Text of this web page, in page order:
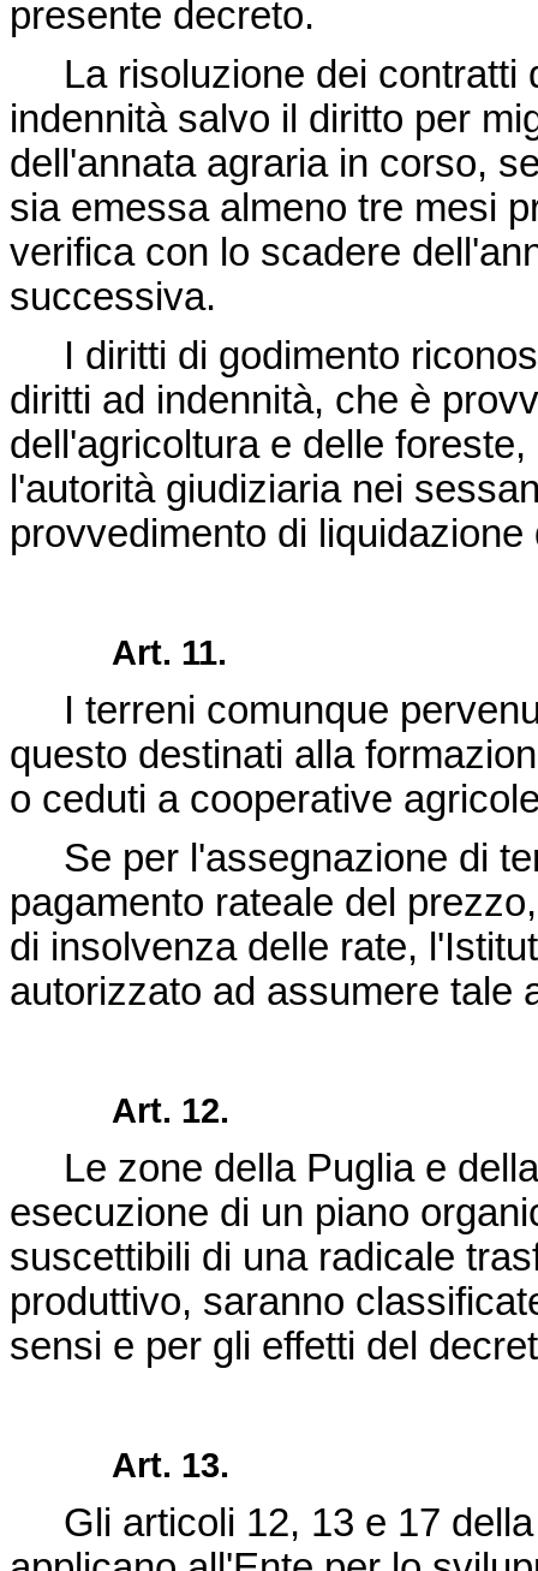
presente decreto.
La risoluzione dei contratti
indennità salvo il diritto per
dell'annata agraria in corso,
sia emessa almeno tre mesi
verifica con lo scadere
successiva.
I diritti di godimento
diritti ad indennità, che è
dell'agricoltura e delle
l'autorità giudiziaria nei
provvedimento di
Art. 11.
I terreni comunque
questo destinati alla
o ceduti a cooperative
Se per l'assegnazione di
pagamento rateale del
di insolvenza delle rate,
autorizzato ad assumere tale
Art. 12.
Le zone della Puglia e
esecuzione di un piano
suscettibili di una radicale
produttivo, saranno
sensi e per gli effetti del
Art. 13.
Gli articoli 12, 13 e 17